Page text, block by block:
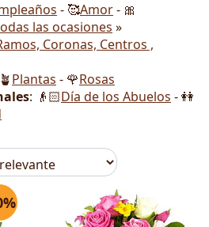
- 🥰Amor- 🎀
las ocasiones »
Coronas, Centros ,
Plantas - 🌹Rosas
: 👴🏻Día de los Abuelos - 👭